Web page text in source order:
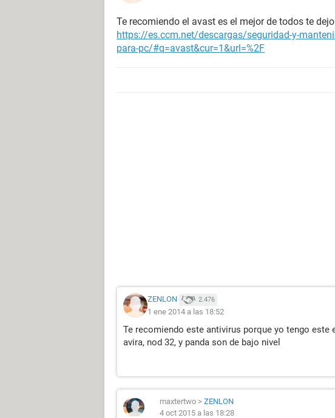
Te recomiendo el avast es el mejor de todos te
https://es.ccm.net/descargas/seguridad-y-
para-pc/#q=avast&cur=1&url=%2F
ZENLON 2.476
1 ene 2014 a las 18:52
Te recomiendo este antivirus porque yo tengo este
avira, nod 32, y panda son de bajo nivel
maxtertwo > ZENLON
4 oct 2015 a las 18:28